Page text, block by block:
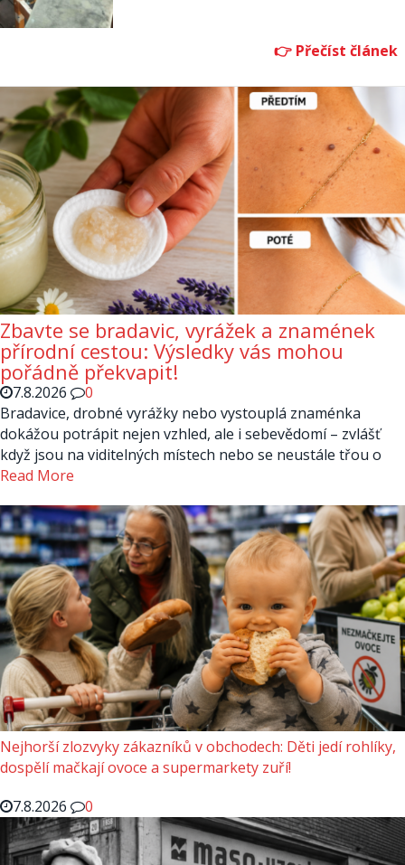
Zbavte se bradavic, vyrážek a znamének
přírodní cestou: Výsledky vás mohou
pořádně překvapit!
7.8.2026
0
Bradavice, drobné vyrážky nebo vystouplá znaménka
dokážou potrápit nejen vzhled, ale i sebevědomí – zvlášť
když jsou na viditelných místech nebo se neustále třou o
Read More
Nejhorší zlozvyky zákazníků v obchodech: Děti jedí rohlíky,
dospělí mačkají ovoce a supermarkety zuří!
7.8.2026
0